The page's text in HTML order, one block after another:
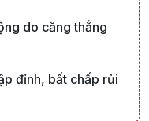
do căng thẳng
đỉnh, bất chấp rủi